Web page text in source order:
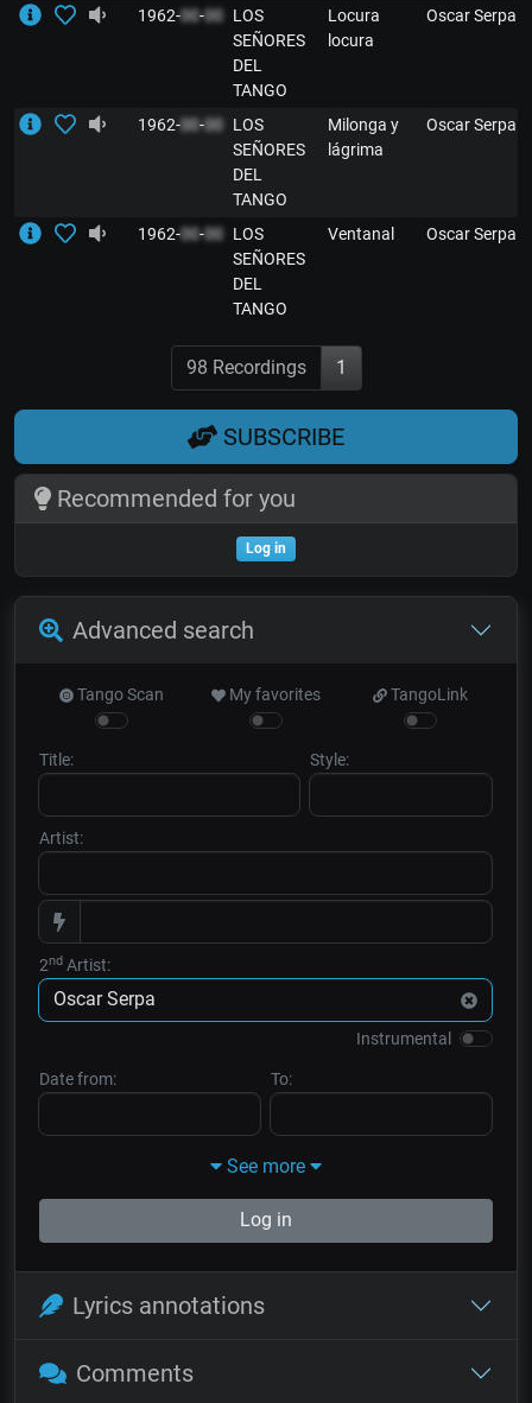
1962-00-00
LOS
SEÑORES
DEL
TANGO
Locura
locura
Oscar Serpa
1962-00-00
LOS
SEÑORES
DEL
TANGO
Milonga y
lágrima
Oscar Serpa
1962-00-00
LOS
SEÑORES
DEL
TANGO
Ventanal Oscar Serpa
98 Recordings 1
SUBSCRIBE
Recommended for you
Log in
Advanced search
Tango Scan My favorites TangoLink
Title: Style:
Artist:
2nd Artist:
Instrumental
Date from: To:
See more
Log in
Lyrics annotations
Comments